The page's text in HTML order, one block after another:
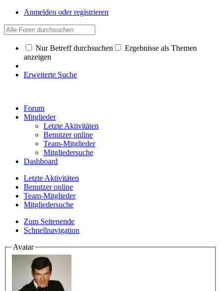
Anmelden oder registrieren
Nur Betreff durchsuchen
Ergebnisse als Themen
anzeigen
Erweiterte Suche
Forum
Mitglieder
Letzte Aktivitäten
Benutzer online
Team-Mitglieder
Mitgliedersuche
Dashboard
Letzte Aktivitäten
Benutzer online
Team-Mitglieder
Mitgliedersuche
Zum Seitenende
Schnellnavigation
Avatar